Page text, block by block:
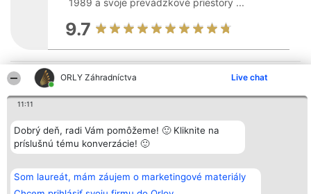
ORLY Záhradníctva Live chat
11:11
Dobrý deň, radi Vám pomôžeme! 🙂 Kliknite na
príslušnú tému konverzácie! 🙂
Som laureát, mám záujem o marketingové materiály
1989 a svoje prevádzkové priestory ...
9.7
Organizátor hodnotenia
Bright Side Solutions sp. z o.
o. sp. k.
ul. Ruska 22
KRS 0000749100 | Regon
381313360 | NIP 8943132676
+48 508 492 400
Hodnotenie
Lista
Podmienky
Obchodné
podmienky
ochrany
osobných
údajov
Kontakt